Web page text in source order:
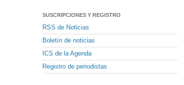
SUSCRIPCIONES Y REGISTRO
RSS de Noticias
Boletín de noticias
ICS de la Agenda
Registro de periodistas